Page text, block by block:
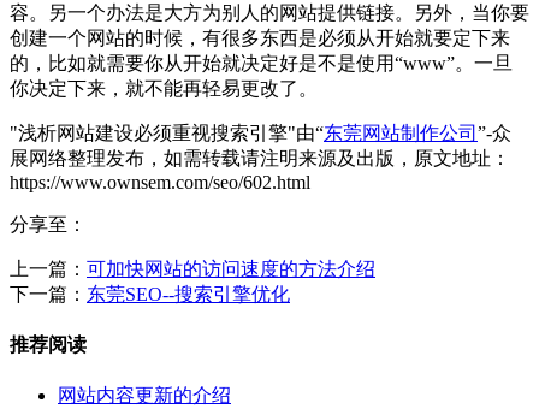
容。另一个办法是大方为别人的网站提供链接。另外，当你要
创建一个网站的时候，有很多东西是必须从开始就要定下来
的，比如就需要你从开始就决定好是不是使用“www”。一旦
你决定下来，就不能再轻易更改了。
"浅析网站建设必须重视搜索引擎"由“东莞网站制作公司 ”-众
展网络整理发布，如需转载请注明来源及出版，原文地址：
https://www.ownsem.com/seo/602.html
分享至：
上一篇： 可加快网站的访问速度的方法介绍
下一篇： 东莞SEO--搜索引擎优化
推荐阅读
网站内容更新的介绍